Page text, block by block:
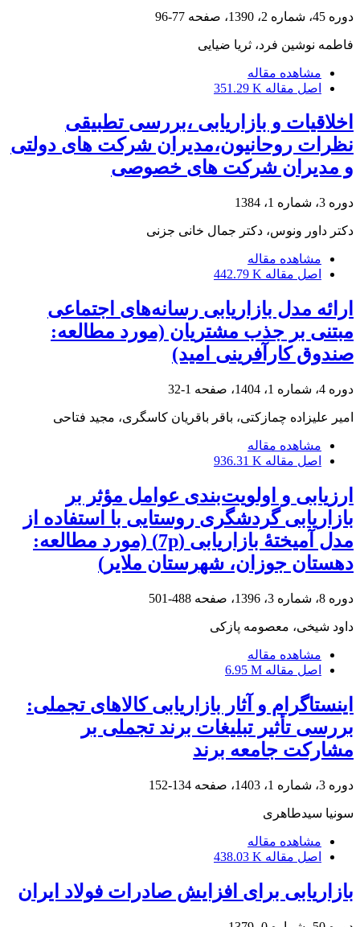
دوره 45، شماره 2، 1390، صفحه 77-96
فاطمه نوشین فرد، ثریا ضیایی
مشاهده مقاله
اصل مقاله 351.29 K
اخلاقیات و بازاریابی ،بررسی تطبیقی
نظرات روحانیون،مدیران شرکت های دولتی
و مدیران شرکت های خصوصی
دوره 3، شماره 1، 1384
دکتر داور ونوس، دکتر جمال خانی جزنی
مشاهده مقاله
اصل مقاله 442.79 K
ارائه مدل بازاریابی رسانه‌های اجتماعی
مبتنی بر جذب مشتریان (مورد مطالعه:
صندوق کارآفرینی امید)
دوره 4، شماره 1، 1404، صفحه 1-32
امیر علیزاده چمازکتی، باقر باقریان کاسگری، مجید فتاحی
مشاهده مقاله
اصل مقاله 936.31 K
ارزیابی و اولویت‌بندی عوامل مؤثر بر
بازاریابی گردشگری روستایی با استفاده از
مدل آمیختۀ بازاریابی (7p) (مورد مطالعه:
دهستان جوزان، شهرستان ملایر)
دوره 8، شماره 3، 1396، صفحه 488-501
داود شیخی، معصومه پازکی
مشاهده مقاله
اصل مقاله 6.95 M
اینستاگرام و آثار بازاریابی کالاهای تجملی:
بررسی تأثیر تبلیغات برند تجملی بر
مشارکت جامعه برند
دوره 3، شماره 1، 1403، صفحه 134-152
سونیا سیدطاهری
مشاهده مقاله
اصل مقاله 438.03 K
بازاریابی برای افزایش صادرات فولاد ایران